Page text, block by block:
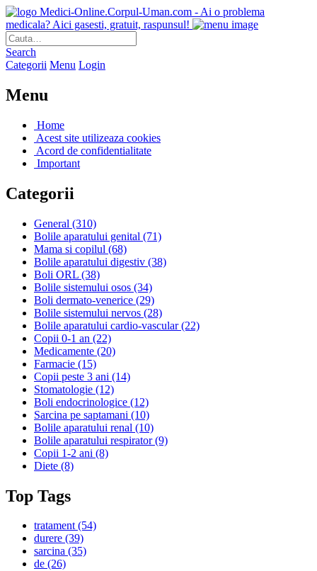
Medici-Online.Corpul-Uman.com - Ai o problema
medicala? Aici gasesti, gratuit, raspunsul!
Search
Categorii Menu Login
Menu
Home
Acest site utilizeaza cookies
Acord de confidentialitate
Important
Categorii
General (310)
Bolile aparatului genital (71)
Mama si copilul (68)
Bolile aparatului digestiv (38)
Boli ORL (38)
Bolile sistemului osos (34)
Boli dermato-venerice (29)
Bolile sistemului nervos (28)
Bolile aparatului cardio-vascular(22)
Copii 0-1 an (22)
Medicamente (20)
Farmacie (15)
Copii peste 3 ani (14)
Stomatologie (12)
Boli endocrinologice (12)
Sarcina pe saptamani (10)
Bolile aparatului renal (10)
Bolile aparatului respirator(9)
Copii 1-2 ani (8)
Diete (8)
Top Tags
tratament(54)
durere (39)
sarcina (35)
de (26)